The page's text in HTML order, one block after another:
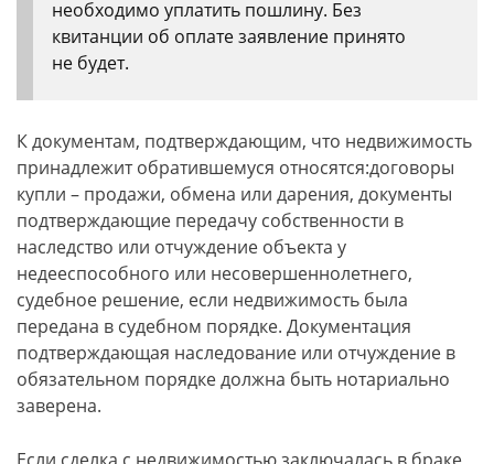
необходимо уплатить пошлину. Без
квитанции об оплате заявление принято
не будет.
К документам, подтверждающим, что недвижимость
принадлежит обратившемуся относятся:договоры
купли – продажи, обмена или дарения, документы
подтверждающие передачу собственности в
наследство или отчуждение объекта у
недееспособного или несовершеннолетнего,
судебное решение, если недвижимость была
передана в судебном порядке. Документация
подтверждающая наследование или отчуждение в
обязательном порядке должна быть нотариально
заверена.